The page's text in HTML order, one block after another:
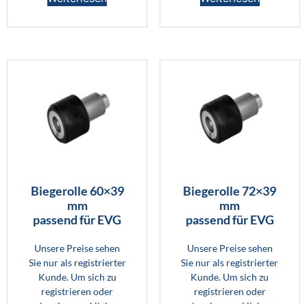
Biegerolle 60×39
mm
passend für EVG
Unsere Preise sehen
Sie nur als registrierter
Kunde. Um sich zu
registrieren oder
Biegerolle 72×39
mm
passend für EVG
Unsere Preise sehen
Sie nur als registrierter
Kunde. Um sich zu
registrieren oder